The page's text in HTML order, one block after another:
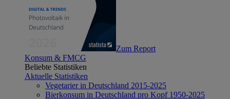
Zum Report
Konsum & FMCG
Beliebte Statistiken
Aktuelle Statistiken
Vegetarier in Deutschland 2015-2025
Bierkonsum in Deutschland pro Kopf 1950-2025